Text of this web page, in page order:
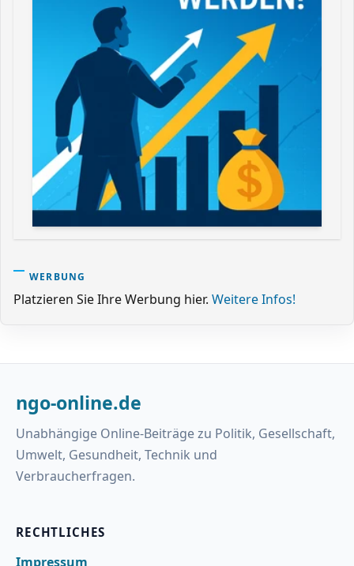
WERBUNG
Platzieren Sie Ihre Werbung hier. Weitere Infos!
ngo-online.de
Unabhängige Online-Beiträge zu Politik, Gesellschaft,
Umwelt, Gesundheit, Technik und
Verbraucherfragen.
RECHTLICHES
Impressum